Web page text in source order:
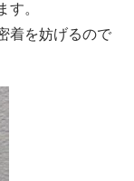
す。
着を妨げるので